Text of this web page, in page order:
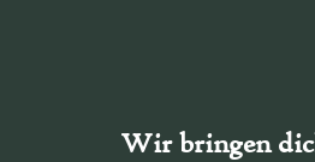
Wir bringen